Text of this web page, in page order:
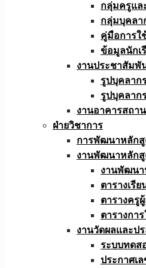
กลุ่มครูแล
กลุ่มบุคลา
คู่มือการใ
ข้อมูลนักเ
งานประชาสัมพั
รูปบุคลาก
รูปบุคลาก
งานอาคารสถา
ฝ่ายวิชาการ
การพัฒนาหลักสู
งานพัฒนาหลักสู
งานพัฒนา
ตารางเรีย
ตารางครู
ตารางกา
งานวัดผลเเละป
ระบบทดส
ประกาศเ